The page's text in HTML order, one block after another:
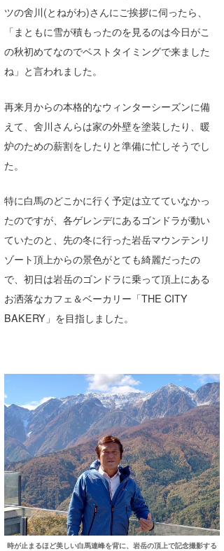
ツの舍川(とねがわ)さんにご挨拶に伺ったら、
「まともに雪が積もったのを見るのは今日がこ
の秋初めてなのでベストタイミングで来ました
ね」と言われました。
再来月からの本格的なウィンターシーズンに備
えて、舍川さんらは家の外壁を塗装したり、暖
炉のための薪割をしたりと準備に忙しそうでし
た。
特に白馬のどこかに行く予定は立てていなかっ
たのですが、各ゲレンデにあるゴンドラが動い
ていたのと、先の冬に行った岩岳マウンテンリ
ゾート頂上からの景色がとても綺麗だったの
で、初日は岩岳のゴンドラに乗って頂上にある
お洒落なカフェ＆ベーカリー「THE CITY
BAKERY」を目指しました。
時が止まるほど美しい白馬連峰を背に、岩岳の頂上で記念撮影する